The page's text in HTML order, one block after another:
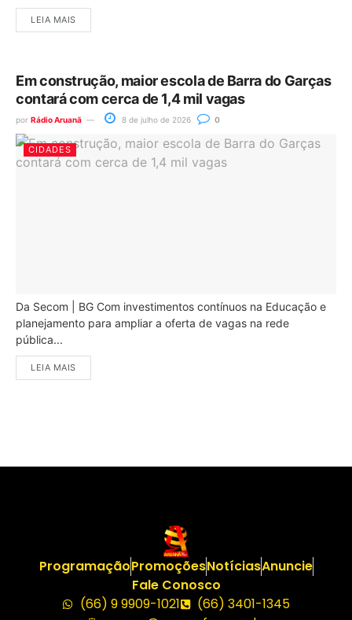
LEIA MAIS
Em construção, maior escola de Barra do Garças
contará com cerca de 1,4 mil vagas
por Rádio Aruanã 8 de julho de 2026 0
CIDADES
Da Secom | BG Com investimentos contínuos na Educação e
planejamento para ampliar a oferta de vagas na rede
pública...
LEIA MAIS
ProgramaçãoPromoçõesNotíciasAnuncie
Fale Conosco
(66) 9 9909-1021
(66) 3401-1345